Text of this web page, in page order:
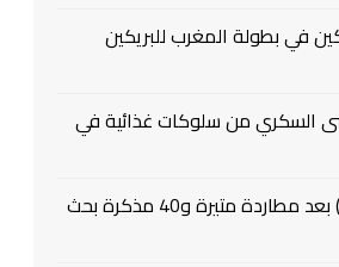
في بطولة المغرب للبريكين
السكري من سلوكات غذائية في
سقوط (الإمبراطور) بعد مطاردة متيرة و40 مذكرة بحث